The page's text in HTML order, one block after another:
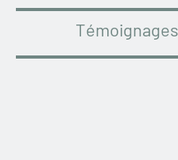
Témoignages